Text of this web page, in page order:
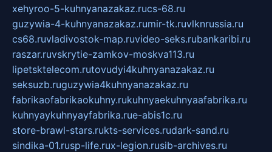
xehyroo-5-kuhnyanazakaz.rucs-68.ru
guzywia-4-kuhnyanazakaz.rumir-tk.ruvlknrussia.ru
cs68.ruvladivostok-map.ruvideo-seks.rubankaribi.ru
raszar.ruvskrytie-zamkov-moskva113.ru
lipetsktelecom.rutovudyi4kuhnyanazakaz.ru
seksuzb.ruguzywia4kuhnyanazakaz.ru
fabrikaofabrikaokuhny.rukuhnyaekuhnyaafabrika.ru
kuhnyaykuhnyayfabrika.rue-abis1c.ru
store-brawl-stars.rukts-services.rudark-sand.ru
sindika-01.rusp-life.rux-legion.rusib-archives.ru